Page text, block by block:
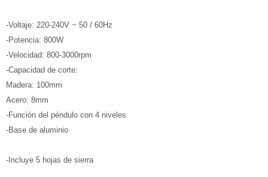
-Voltaje: 220-240V ~ 50 / 60Hz
-Potencia: 800W
-Velocidad: 800-3000rpm
-Capacidad de corte:
Madera: 100mm
Acero: 8mm
-Función del péndulo con 4 niveles
-Base de aluminio
-Incluye 5 hojas de sierra